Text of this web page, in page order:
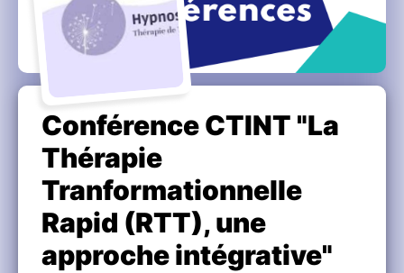
Conférence CTINT "La
Thérapie
Tranformationnelle
Rapid (RTT), une
approche intégrative"